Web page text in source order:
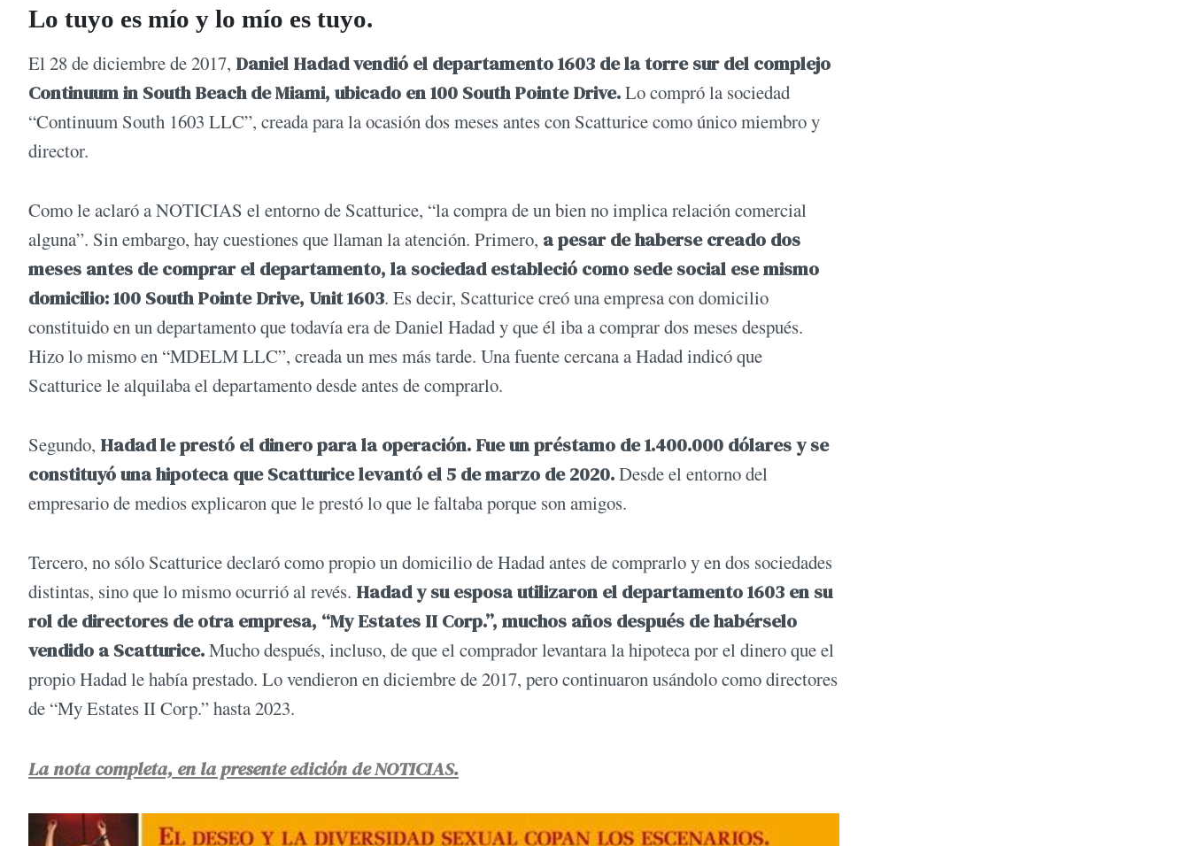
Lo tuyo es mío y lo mío es tuyo.
El 28 de diciembre de 2017, Daniel Hadad vendió el departamento 1603 de la torre sur del complejo
Continuum in South Beach de Miami, ubicado en 100 South Pointe Drive.Lo compró la sociedad
“Continuum South 1603 LLC”, creada para la ocasión dos meses antes con Scatturice como único miembro y
director.
Como le aclaró a NOTICIAS el entorno de Scatturice, “la compra de un bien no implica relación comercial
alguna”. Sin embargo, hay cuestiones que llaman la atención. Primero, a pesar de haberse creado dos
meses antes de comprar el departamento, la sociedad estableció como sede social ese mismo
domicilio: 100 South Pointe Drive, Unit 1603. Es decir, Scatturice creó una empresa con domicilio
constituido en un departamento que todavía era de Daniel Hadad y que él iba a comprar dos meses después.
Hizo lo mismo en “MDELM LLC”, creada un mes más tarde. Una fuente cercana a Hadad indicó que
Scatturice le alquilaba el departamento desde antes de comprarlo.
Segundo, Hadad le prestó el dinero para la operación. Fue un préstamo de 1.400.000 dólares y se
constituyó una hipoteca que Scatturice levantó el 5 de marzo de 2020.Desde el entorno del
empresario de medios explicaron que le prestó lo que le faltaba porque son amigos.
Tercero, no sólo Scatturice declaró como propio un domicilio de Hadad antes de comprarlo y en dos sociedades
distintas, sino que lo mismo ocurrió al revés. Hadad y su esposa utilizaron el departamento 1603 en su
rol de directores de otra empresa, “My Estates II Corp.”, muchos años después de habérselo
vendido a Scatturice.Mucho después, incluso, de que el comprador levantara la hipoteca por el dinero que el
propio Hadad le había prestado. Lo vendieron en diciembre de 2017, pero continuaron usándolo como directores
de “My Estates II Corp.” hasta 2023.
La nota completa, en la presente edición de NOTICIAS.